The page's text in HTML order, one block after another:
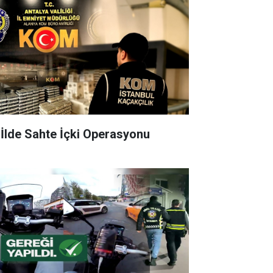
Sahte İçki Operasyonu